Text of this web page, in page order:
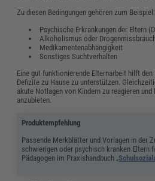
Zu diesen Bedingungen gehören zum Beispiel:
Psychische Erkrankungen der Eltern
Alkoholismus oder
Medikamentenabhängigkeit
Sonstiges Suchtverhalten
Eine gut funktionierende Elternarbeit hilft
Defizite zu Hause zu unterstützen.
akute Notlagen von Kindern zu reagieren
anzubieten.
Produktempfehlung
Passende Merkblätter und Vorlagen in der
schwierigen oder psychisch kranken Eltern
Pädagogen im Praxishandbuch „